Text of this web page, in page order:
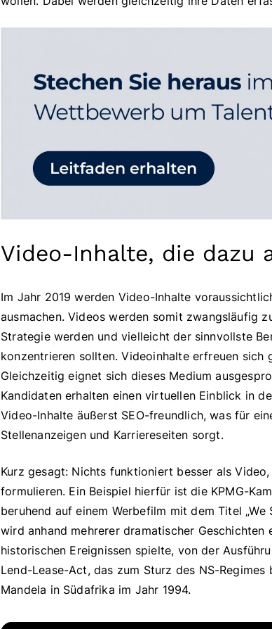
Video-Inhalte, die dazu
Im Jahr 2019 werden Video-Inhalte
ausmachen. Videos werden somit zwangsläufig
Strategie werden und vielleicht der sinnvollste
konzentrieren sollten. Videoinhalte erfreuen
Gleichzeitig eignet sich dieses Medium
Kandidaten erhalten einen virtuellen Einblick in
Video-Inhalte äußerst SEO-freundlich, was für
Stellenanzeigen und Karriereseiten sorgt.
Kurz gesagt: Nichts funktioniert besser als
formulieren. Ein Beispiel hierfür ist die KPMG-
beruhend auf einem Werbefilm mit dem Titel
wird anhand mehrerer dramatischer Geschichten
historischen Ereignissen spielte, von der
Lend-Lease-Act, das zum Sturz des NS-
Mandela in Südafrika im Jahr 1994.